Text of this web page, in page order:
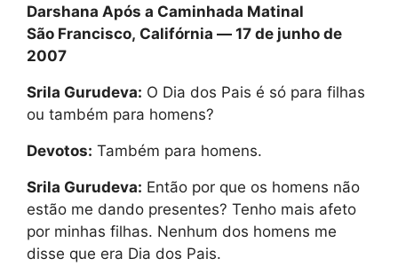
Darshana Após a Caminhada Matinal
São Francisco, Califórnia — 17 de junho de
2007
Srila Gurudeva: O Dia dos Pais é só para filhas
ou também para homens?
Devotos: Também para homens.
Srila Gurudeva: Então por que os homens não
estão me dando presentes? Tenho mais afeto
por minhas filhas. Nenhum dos homens me
disse que era Dia dos Pais.